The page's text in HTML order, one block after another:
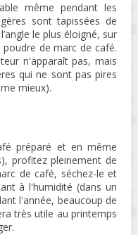
même pendant les
sont tapissées de
le plus éloigné, sur
de marc de café.
n'apparaît pas, mais
qui ne sont pas pires
mieux).
préparé et en même
profitez pleinement de
de café, séchez-le et
à l'humidité (dans un
l'année, beaucoup de
très utile au printemps